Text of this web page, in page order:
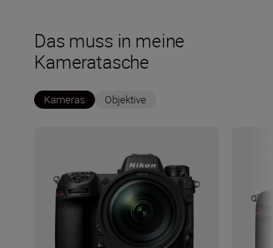
Das muss in meine
Kameratasche
Kameras Objektive